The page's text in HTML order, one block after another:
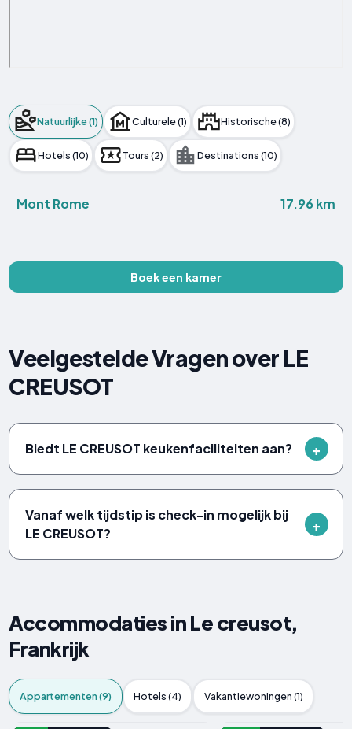
Natuurlijke (1) Culturele (1) Historische (8)
Hotels (10) Tours (2) Destinations (10)
Mont Rome 17.96 km
Boek een kamer
Veelgestelde Vragen over LE
CREUSOT
Biedt LE CREUSOT keukenfaciliteiten aan?
Vanaf welk tijdstip is check-in mogelijk bij
LE CREUSOT?
Accommodaties in Le creusot,
Frankrijk
Appartementen (9) Hotels (4) Vakantiewoningen (1)